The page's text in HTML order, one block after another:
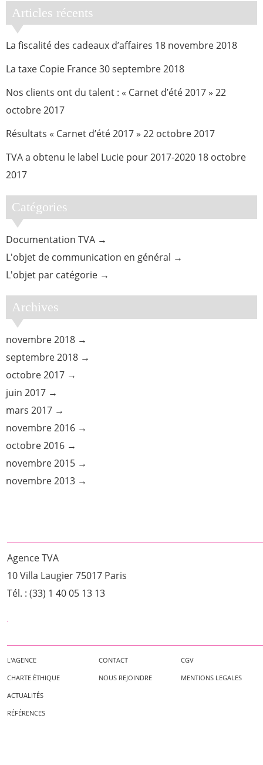
Articles récents
La fiscalité des cadeaux d’affaires 18 novembre 2018
La taxe Copie France30 septembre 2018
Nos clients ont du talent : « Carnet d’été 2017 » 22
octobre 2017
Résultats « Carnet d’été 2017 » 22 octobre 2017
TVA a obtenu le label Lucie pour 2017-2020 18 octobre
2017
Catégories
Documentation TVA
L'objet de communication en général
L'objet par catégorie
Archives
novembre 2018
septembre 2018
octobre 2017
juin 2017
mars 2017
novembre 2016
octobre 2016
novembre 2015
novembre 2013
Agence TVA
10 Villa Laugier 75017 Paris
Tél. : (33) 1 40 05 13 13
L'AGENCE
CHARTE ÉTHIQUE
ACTUALITÉS
RÉFÉRENCES
CONTACT
NOUS REJOINDRE
CGV
MENTIONS LEGALES